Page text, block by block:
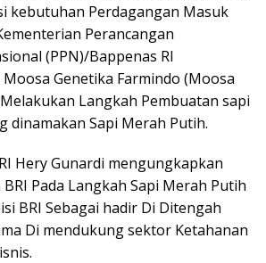
kebutuhan Perdagangan Masuk
Perancangan
(PPN)/Bappenas RI
Genetika Farmindo (Moosa
Langkah Pembuatan sapi
dinamakan Sapi Merah Putih.
Hery Gunardi mengungkapkan
Pada Langkah Sapi Merah Putih
BRI Sebagai hadir Di Ditengah
Di mendukung sektor Ketahanan